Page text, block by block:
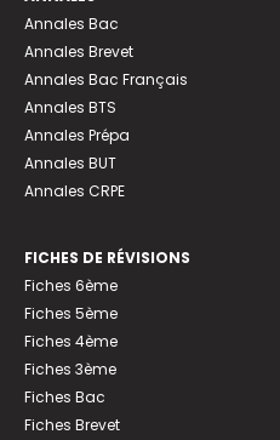
Annales Bac
Annales Brevet
Annales Bac Français
Annales BTS
Annales Prépa
Annales BUT
Annales CRPE
FICHES DE RÉVISIONS
Fiches 6ème
Fiches 5ème
Fiches 4ème
Fiches 3ème
Fiches Bac
Fiches Brevet